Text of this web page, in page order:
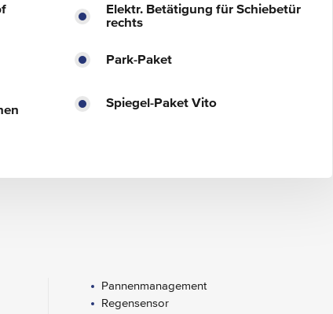
Elektr. Betätigung für Schiebetür
rechts
Park-Paket
Spiegel-Paket Vito
Pannenmanagement
Regensensor